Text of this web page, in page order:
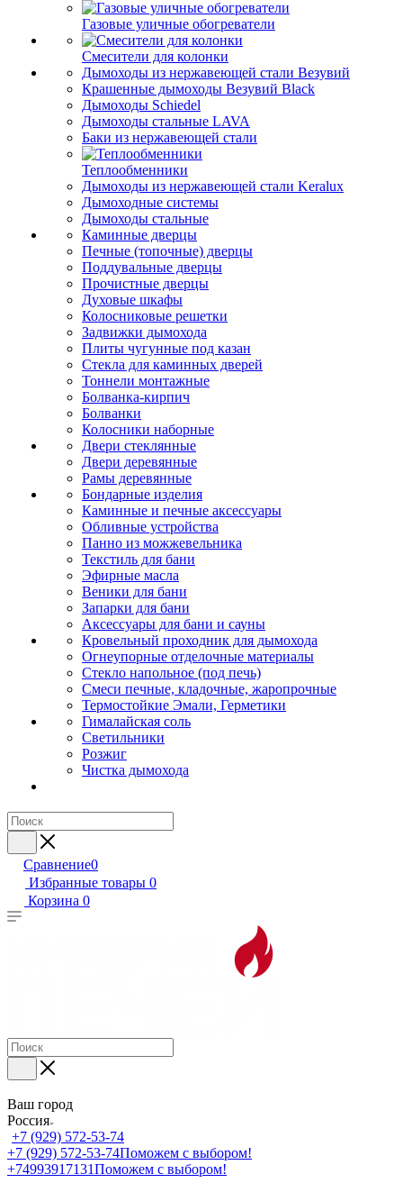
Газовые уличные обогреватели
Смесители для колонки
Дымоходы из нержавеющей стали Везувий
Крашенные дымоходы Везувий Black
Дымоходы Schiedel
Дымоходы стальные LAVA
Баки из нержавеющей стали
Теплообменники
Дымоходы из нержавеющей стали Keralux
Дымоходные системы
Дымоходы стальные
Каминные дверцы
Печные (топочные) дверцы
Поддувальные дверцы
Прочистные дверцы
Духовые шкафы
Колосниковые решетки
Задвижки дымохода
Плиты чугунные под казан
Стекла для каминных дверей
Тоннели монтажные
Болванка-кирпич
Болванки
Колосники наборные
Двери стеклянные
Двери деревянные
Рамы деревянные
Бондарные изделия
Каминные и печные аксессуары
Обливные устройства
Панно из можжевельника
Текстиль для бани
Эфирные масла
Веники для бани
Запарки для бани
Аксессуары для бани и сауны
Кровельный проходник для дымохода
Огнеупорные отделочные материалы
Стекло напольное (под печь)
Смеси печные, кладочные, жаропрочные
Термостойкие Эмали, Герметики
Гималайская соль
Светильники
Розжиг
Чистка дымохода
Сравнение0
Избранные товары 0
Корзина 0
Ваш город
Россия
+7 (929) 572-53-74
+7 (929) 572-53-74Поможем с выбором!
+74993917131Поможем с выбором!